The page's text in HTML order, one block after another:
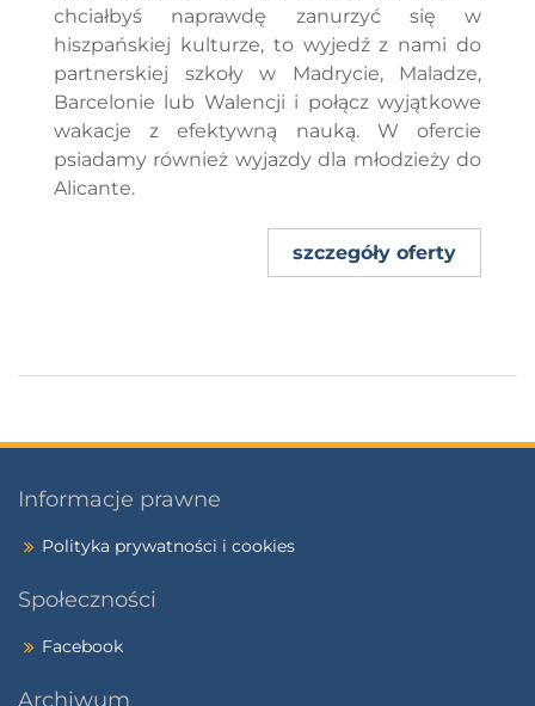
chciałbyś naprawdę zanurzyć się w
hiszpańskiej kulturze, to wyjedź z nami do
partnerskiej szkoły w Madrycie, Maladze,
Barcelonie lub Walencji i połącz wyjątkowe
wakacje z efektywną nauką. W ofercie
psiadamy również wyjazdy dla młodzieży do
Alicante.
szczegóły oferty
Informacje prawne
Polityka prywatności i cookies
Społeczności
Facebook
Archiwum